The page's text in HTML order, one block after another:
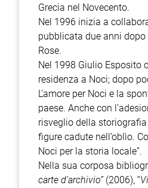
Grecia nel Novecento.
Nel 1996 inizia a
pubblicata due anni
Rose.
Nel 1998 Giulio Esposito
residenza a Noci; dopo
L’amore per Noci e la
paese. Anche con
risveglio della
figure cadute nell’oblìo.
Noci per la storia locale”.
Nella sua corposa
carte d’archivio”(2006), “